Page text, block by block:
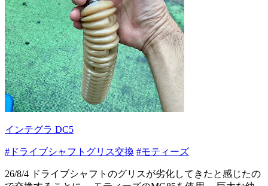
インテグラ DC5
#ドライブシャフトグリス交換 #モティーズ
26/8/4 ドライブシャフトのグリスが劣化してきたと感じたの